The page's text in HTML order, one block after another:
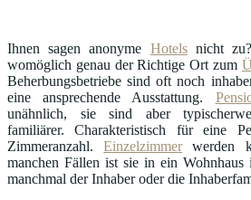
Ihnen sagen anonyme Hotelsnicht
womöglich genau der Richtige Ort zum
Beherbungsbetriebe sind oft noch
eine ansprechende Ausstattung.
unähnlich, sie sind aber
familiärer. Charakteristisch für eine
Zimmeranzahl.Einzelzimmerwerden
manchen Fällen ist sie in ein
manchmal der Inhaber oder die